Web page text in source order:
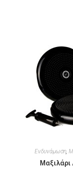
Ενδυνάμωση,
Μαξιλάρι